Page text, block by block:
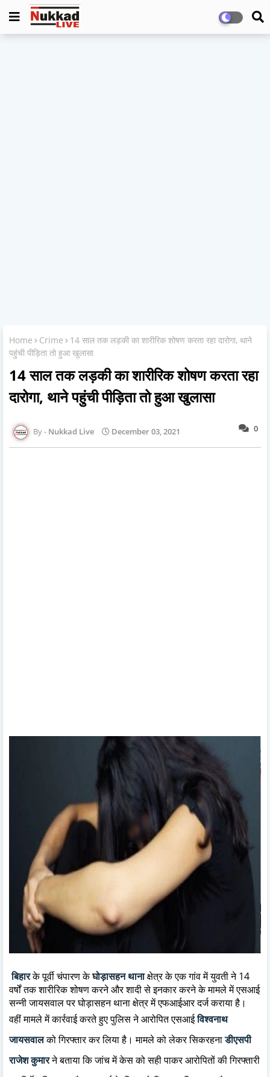
Home Crime
14 साल तक लड़की का शारीरिक शोषण करता रहा दारोगा, थाने
पहुंची पीड़िता तो हुआ खुलासा
14 साल तक लड़की का शारीरिक शोषण करता रहा
दारोगा, थाने पहुंची पीड़िता तो हुआ खुलासा
0
Nukkad Live December 03, 2021
बिहारके पूर्वी चंपारण केघोड़ासहन थानाक्षेत्र के एक गांव में युवती ने 14
वर्षों तक शारीरिक शोषण करने और शादी से इनकार करने के मामले में एसआई
सन्नी जायसवाल पर घोड़ासहन थाना क्षेत्र में एफआईआर दर्ज कराया है।
वहीं मामले में कार्रवाई करते हुए पुलिस ने आरोपित एसआईविश्वनाथ
जायसवालको गिरफ्तार कर लिया है। मामले को लेकर सिकरहनाडीएसपी
राजेश कुमारने बताया कि जांच में केस को सही पाकर आरोपितों की गिरफ्तारी